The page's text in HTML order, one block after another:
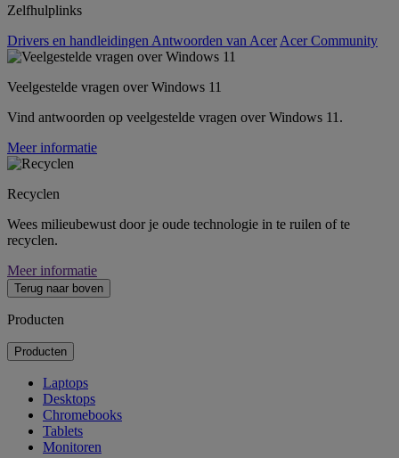
Zelfhulplinks
Drivers en handleidingen Antwoorden van Acer Acer Community
Veelgestelde vragen over Windows 11
Vind antwoorden op veelgestelde vragen over Windows 11.
Meer informatie
Recyclen
Wees milieubewust door je oude technologie in te ruilen of te
recyclen.
Meer informatie
Terug naar boven
Producten
Producten
Laptops
Desktops
Chromebooks
Tablets
Monitoren